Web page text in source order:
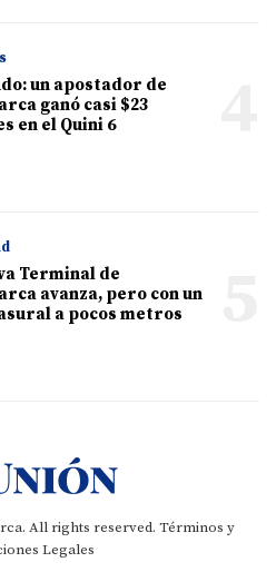
un apostador de
ganó casi $23
en el Quini 6
Terminal de
avanza, pero con un
a pocos metros
All rights reserved. Términos y
Legales